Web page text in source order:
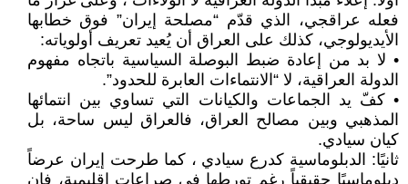
فعله عراقجي، الذي قدّم “مصلحة إيران” فوق خطابها
الأيديولوجي، كذلك على العراق أن يُعيد تعريف أولوياته:
• لا بد من إعادة ضبط البوصلة السياسية باتجاه مفهوم
الدولة العراقية، لا “الانتماءات العابرة للحدود”.
• كفّ يد الجماعات والكيانات التي تساوي بين انتمائها
المذهبي وبين مصالح العراق، فالعراق ليس ساحة، بل
كيان سيادي.
ثانيًا: الدبلوماسية كدرع سيادي ، كما طرحت إيران عرضاً
دبلوماسيًا حقيقياً رغم تورطها في صراعات إقليمية، فإن